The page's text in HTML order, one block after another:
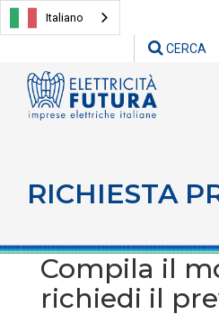
Italiano
CERCA
RICHIESTA
Compila il
richiedi il